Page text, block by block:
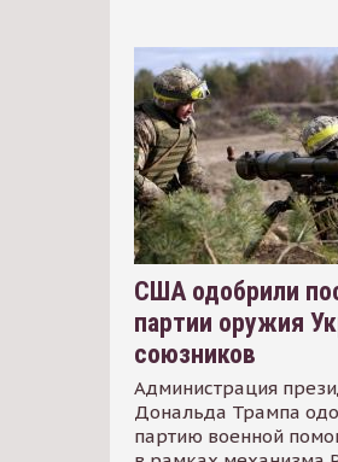
США одобрили
партии оружия
союзников
Администрация
Дональда Трампа
партию военной